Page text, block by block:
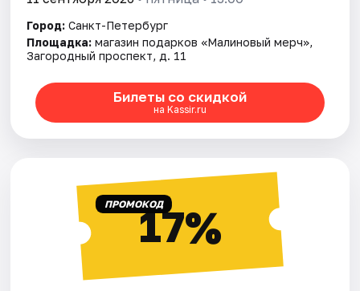
Рейтинги
Город: Санкт-Петербург
Площадка: магазин подарков «Малиновый мерч»,
Загородный проспект, д. 11
Билеты со скидкой
на Kassir.ru
ПРОМОКОД17%